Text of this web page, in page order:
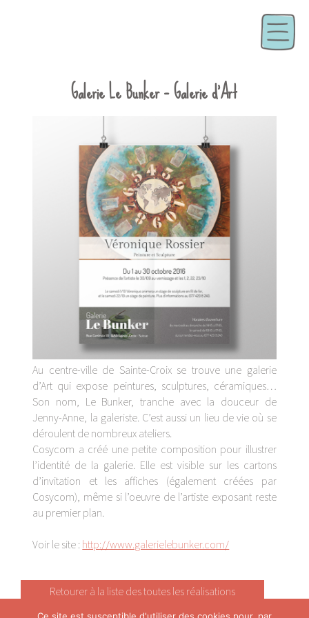
Galerie Le Bunker – Galerie d’Art
Au centre-ville de Sainte-Croix se trouve une galerie
d’Art qui expose peintures, sculptures, céramiques…
Son nom, Le Bunker, tranche avec la douceur de
Jenny-Anne, la galeriste. C’est aussi un lieu de vie où se
déroulent de nombreux ateliers.
Cosycom a créé une petite composition pour illustrer
l’identité de la galerie. Elle est visible sur les cartons
d’invitation et les affiches (également créées par
Cosycom), même si l’oeuvre de l’artiste exposant reste
au premier plan.
Voir le site : http://www.galerielebunker.com/
Retourer à la liste des toutes les réalisations